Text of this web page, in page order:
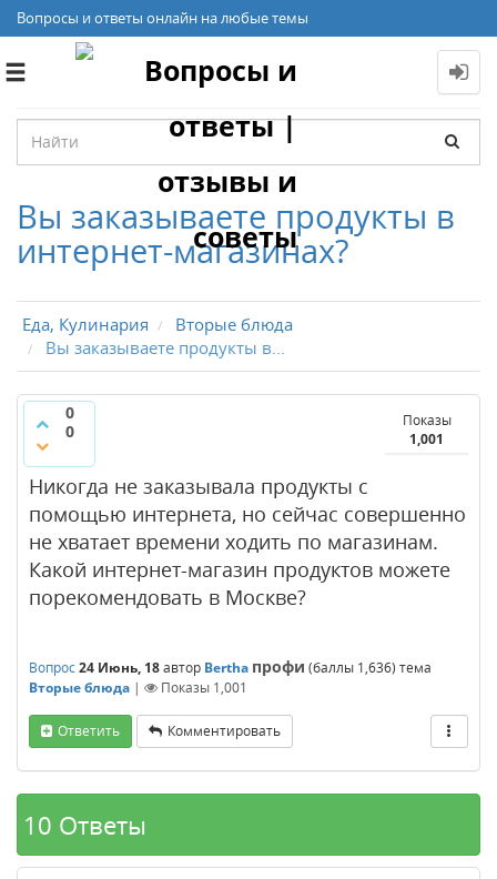
Вопросы и ответы онлайн на любые темы
Toggle
Вы заказываете продукты в
интернет-магазинах?
Еда, Кулинария
Вторые блюда
Вы заказываете продукты в...
0
0
Показы
1,001
Никогда не заказывала продукты с
помощью интернета, но сейчас совершенно
не хватает времени ходить по магазинам.
Какой интернет-магазин продуктов можете
порекомендовать в Москве?
Вопрос24 Июнь, 18автор Bertha профи (баллы 1,636) тема
Вторые блюда | Показы 1,001
Ответить Комментировать
10 Ответы